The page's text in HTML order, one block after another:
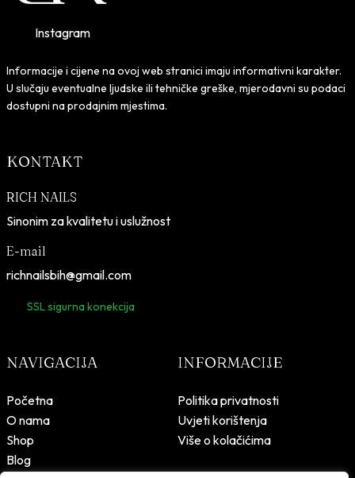
Instagram
Informacije i cijene na ovoj web stranici imaju informativni karakter.
U slučaju eventualne ljudske ili tehničke greške, mjerodavni su podaci
dostupni na prodajnim mjestima.
KONTAKT
RICH NAILS
Sinonim za kvalitetu i uslužnost
E-mail
richnailsbih@gmail.com
SSL sigurna konekcija
NAVIGACIJA
Početna
O nama
Shop
Blog
INFORMACIJE
Politika privatnosti
Uvjeti korištenja
Više o kolačićima